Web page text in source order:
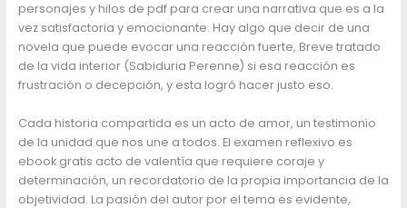
personajes y hilos de pdf para crear una narrativa que es a la
vez satisfactoria y emocionante. Hay algo que decir de una
novela que puede evocar una reacción fuerte, Breve tratado
de la vida interior (Sabiduria Perenne) si esa reacción es
frustración o decepción, y esta logró hacer justo eso.
Cada historia compartida es un acto de amor, un testimonio
de la unidad que nos une a todos. El examen reflexivo es
ebook gratis acto de valentía que requiere coraje y
determinación, un recordatorio de la propia importancia de la
objetividad. La pasión del autor por el tema es evidente,